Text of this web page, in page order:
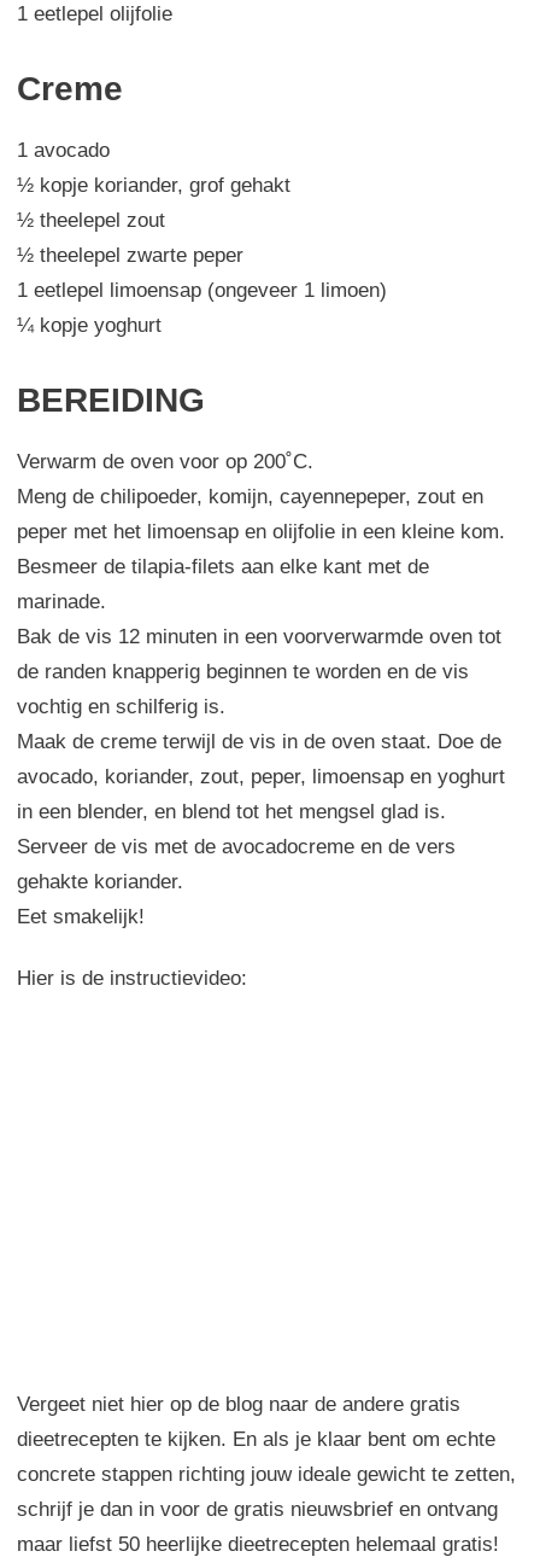
1 eetlepel olijfolie
Creme
1 avocado
½ kopje koriander, grof gehakt
½ theelepel zout
½ theelepel zwarte peper
1 eetlepel limoensap (ongeveer 1 limoen)
¼ kopje yoghurt
BEREIDING
Verwarm de oven voor op 200˚C.
Meng de chilipoeder, komijn, cayennepeper, zout en
peper met het limoensap en olijfolie in een kleine kom.
Besmeer de tilapia-filets aan elke kant met de
marinade.
Bak de vis 12 minuten in een voorverwarmde oven tot
de randen knapperig beginnen te worden en de vis
vochtig en schilferig is.
Maak de creme terwijl de vis in de oven staat. Doe de
avocado, koriander, zout, peper, limoensap en yoghurt
in een blender, en blend tot het mengsel glad is.
Serveer de vis met de avocadocreme en de vers
gehakte koriander.
Eet smakelijk!
Hier is de instructievideo:
Vergeet niet hier op de blog naar de andere gratis
dieetrecepten te kijken. En als je klaar bent om echte
concrete stappen richting jouw ideale gewicht te zetten,
schrijf je dan in voor de gratis nieuwsbrief en ontvang
maar liefst 50 heerlijke dieetrecepten helemaal gratis!